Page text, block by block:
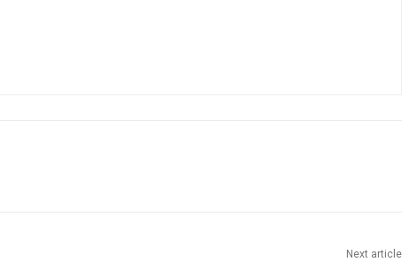
Next article